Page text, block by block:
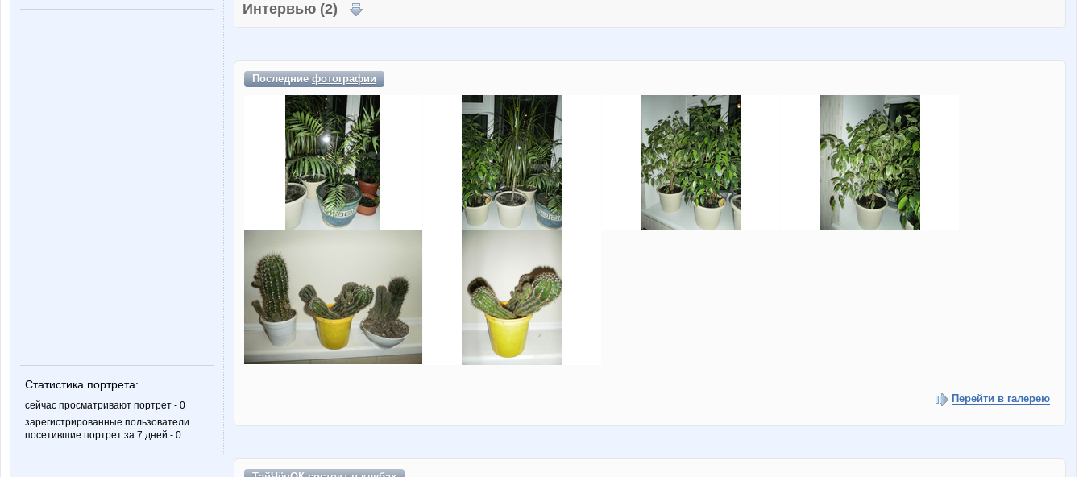
Статистика портрета:
сейчас просматривают портрет - 0
зарегистрированные пользователи
посетившие портрет за 7 дней - 0
Интервью (2)
Последниефотографии
Перейти в галерею